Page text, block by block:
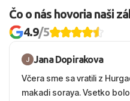
Čo o nás hovoria naši
4.9/5
Jana Dopirakova
Včera sme sa vratili z
makadi soraya. Vsetko